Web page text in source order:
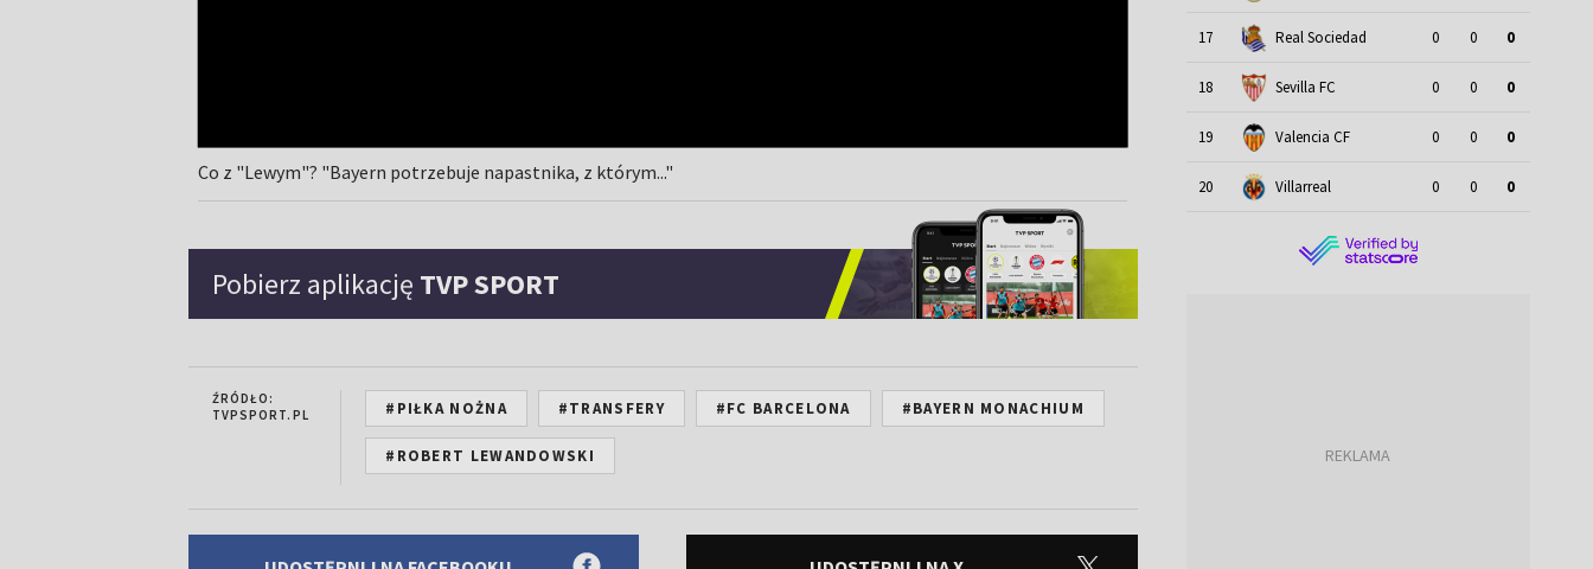
Co z "Lewym"? "Bayern potrzebuje napastnika, z którym..."
Pobierz aplikację TVP SPORT
ŹRÓDŁO:
TVPSPORT.PL
#PIŁKA NOŻNA #TRANSFERY #FC BARCELONA #BAYERN MONACHIUM
#ROBERT LEWANDOWSKI
17 Real Sociedad 0 0 0
18 Sevilla FC 0 0 0
19 Valencia CF 0 0 0
20 Villarreal 0 0 0